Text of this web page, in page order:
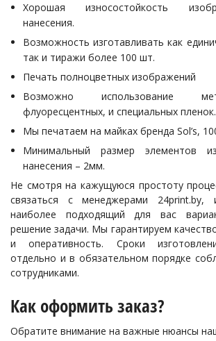
Хорошая износостойкость
нанесения.
Возможность изготавливать как
так и тиражи более 100 шт.
Печать полноцветных изображений
Возможно использование
флуоресцентных, и специальных пленок.
Мы печатаем на майках бренда Sol’s,
Минимальный размер элементов
нанесения – 2мм.
Не смотря на кажущуюся простоту
связаться с менеджерами
наиболее подходящий для вас
решение задачи. Мы гарантируем
и оперативность. Сроки
отдельно и в обязательном порядке
сотрудниками.
Как оформить заказ?
Обратите внимание на важные нюансы